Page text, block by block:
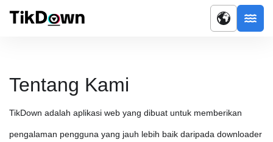
Tentang Kami
TikDown adalah aplikasi web yang dibuat untuk memberikan
pengalaman pengguna yang jauh lebih baik daripada downloader